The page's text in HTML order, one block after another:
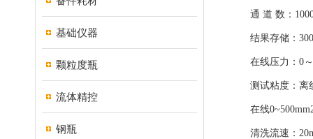
基础仪器
颗粒度瓶
流体精控
钢瓶
通 道 数：1000
结果存储：
在线压力：0～
测试粘度：离线
在线0~500mm2/
清洗流速：